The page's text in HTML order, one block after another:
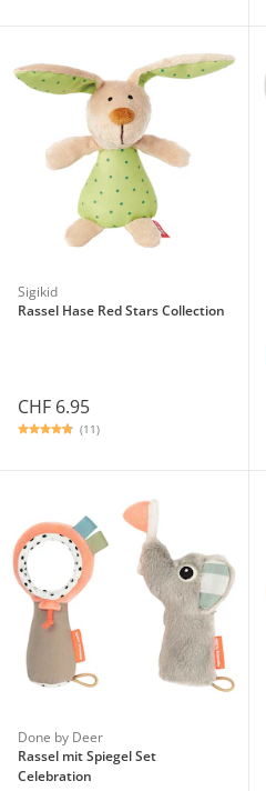
Sigikid
Rassel Hase Red Stars Collection
CHF 6.95
(11)
Done by Deer
Rassel mit Spiegel Set
Celebration